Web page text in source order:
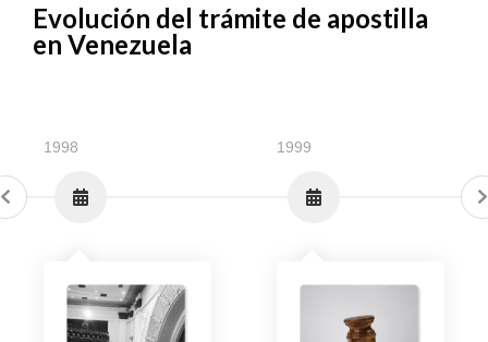
Evolución del trámite de apostilla
en Venezuela
1998 1999